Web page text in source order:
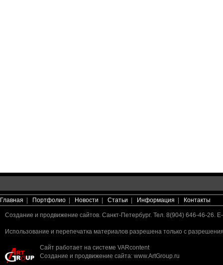
Главная Портфолио Новости Статьи Информация Контакты
Создание и продвижение сайтов. Санкт-Петербург. Тел. 8(904) 646-46-26.
Использование и перепечатка материалов разрешена только с
Сайт работает на системе VARcontent
Создание и продвижение сайта: www.ArtGroup.ru